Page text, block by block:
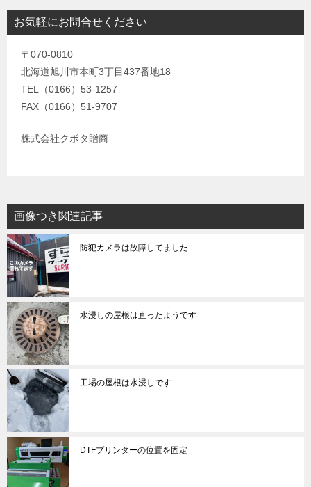
お気軽にお問合せください
〒070-0810
北海道旭川市本町3丁目437番地18
TEL（0166）53-1257
FAX（0166）51-9707
株式会社クボタ贈商
画像つき関連記事
防犯カメラは故障してました
水浸しの屋根は直ったようです
工場の屋根は水浸しです
DTFプリンターの位置を固定